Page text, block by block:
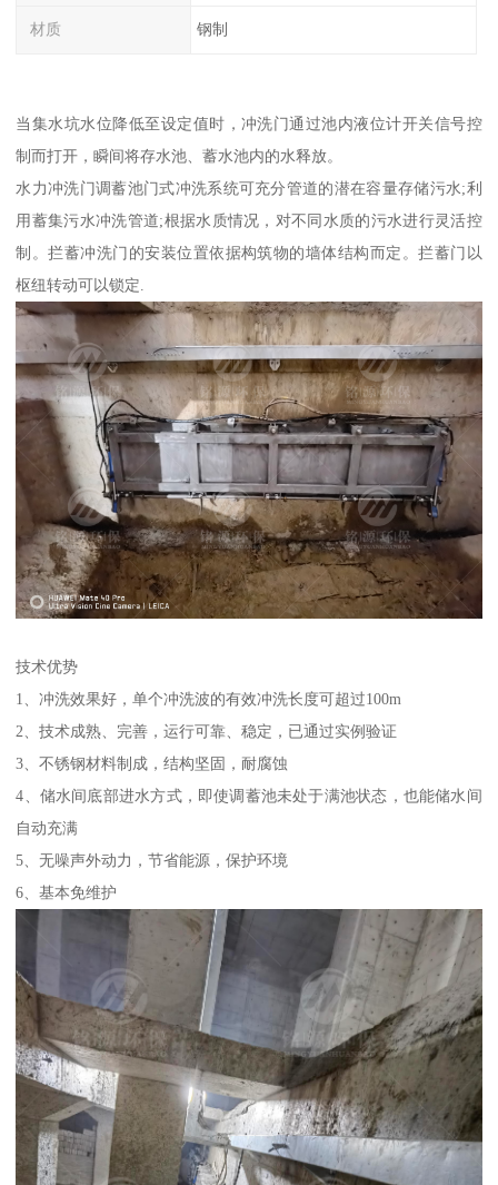
材质 钢制
当集水坑水位降低至设定值时，冲洗门通过池内液位计开关信号控
制而打开，瞬间将存水池、蓄水池内的水释放。
水力冲洗门调蓄池门式冲洗系统可充分管道的潜在容量存储污水;利
用蓄集污水冲洗管道;根据水质情况，对不同水质的污水进行灵活控
制。拦蓄冲洗门的安装位置依据构筑物的墙体结构而定。拦蓄门以
枢纽转动可以锁定.
技术优势
1、冲洗效果好，单个冲洗波的有效冲洗长度可超过100m
2、技术成熟、完善，运行可靠、稳定，已通过实例验证
3、不锈钢材料制成，结构坚固，耐腐蚀
4、储水间底部进水方式，即使调蓄池未处于满池状态，也能储水间
自动充满
5、无噪声外动力，节省能源，保护环境
6、基本免维护